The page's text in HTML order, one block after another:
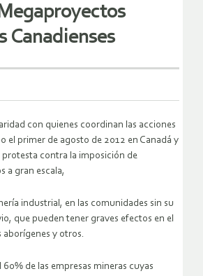
Canadienses
con quienes coordinan las acciones
el primer de agosto de 2012 en Canadá y
contra la imposición de
a gran escala,
industrial, en las comunidades sin su
que pueden tener graves efectos en el
aborígenes y otros.
60% de las empresas mineras cuyas